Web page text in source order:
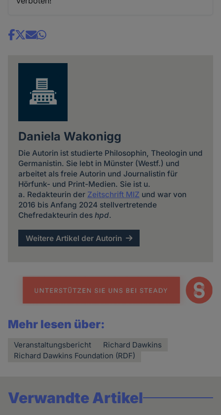
Share
Daniela Wakonigg
Die Autorin ist studierte Philosophin, Theologin und
Germanistin. Sie lebt in Münster (Westf.) und
arbeitet als freie Autorin und Journalistin für
Hörfunk- und Print-Medien. Sie ist u.
a. Redakteurin der Zeitschrift MIZ und war von
2016 bis Anfang 2024 stellvertretende
Chefredakteurin des hpd.
Weitere Artikel der Autorin
Mehr lesen über:
Veranstaltungsbericht
Richard Dawkins
Richard Dawkins Foundation (RDF)
Verwandte Artikel